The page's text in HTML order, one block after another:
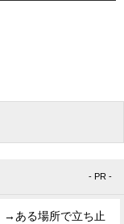
- PR -
→ある場所で立ち止